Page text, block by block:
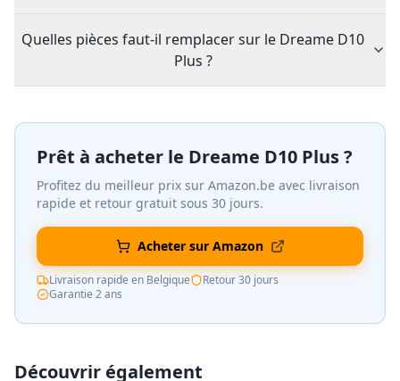
Quelles pièces faut-il remplacer sur le Dreame D10
Plus ?
Prêt à acheter le Dreame D10 Plus?
Profitez du meilleur prix sur Amazon.be avec livraison
rapide et retour gratuit sous 30 jours.
Acheter sur Amazon
Livraison rapide en Belgique
Retour 30 jours
Garantie 2 ans
Découvrir également